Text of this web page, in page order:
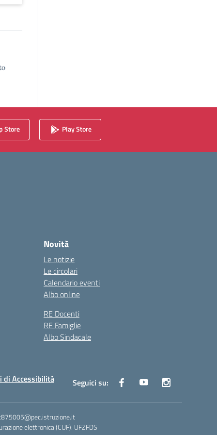
Store Play Store
Novità
Le notizie
Le circolari
Calendario eventi
Albo online
RE Docenti
RE Famiglie
Albo Sindacale
di Accessibilità Seguici su:
elettronica (CUF): UFZFDS